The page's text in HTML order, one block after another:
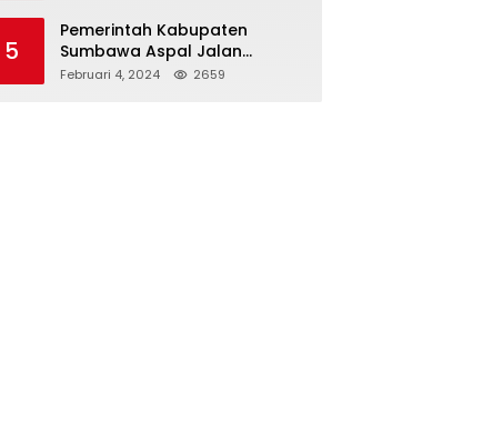
5
Pemerintah Kabupaten
Sumbawa Aspal Jalan
Simpang Sebasang-Batu
Februari 4, 2024 2659